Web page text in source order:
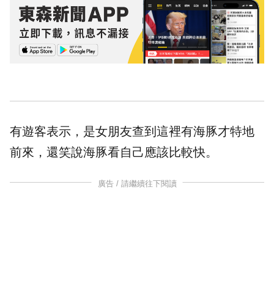
有遊客表示，是女朋友查到這裡有海豚才特地
前來，還笑說海豚看自己應該比較快。
廣告 / 請繼續往下閱讀